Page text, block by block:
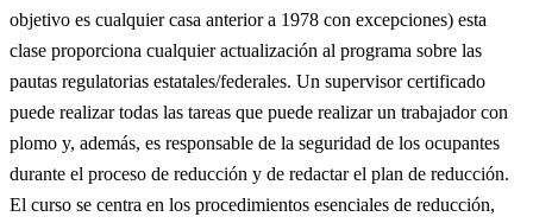
objetivo es cualquier casa anterior a 1978 con excepciones) esta
clase proporciona cualquier actualización al programa sobre las
pautas regulatorias estatales/federales. Un supervisor certificado
puede realizar todas las tareas que puede realizar un trabajador con
plomo y, además, es responsable de la seguridad de los ocupantes
durante el proceso de reducción y de redactar el plan de reducción.
El curso se centra en los procedimientos esenciales de reducción,